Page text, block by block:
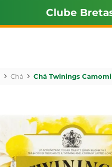
Clube
Chá Chá Twinings